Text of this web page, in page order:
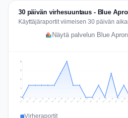
30 päivän virhesuuntaus - Blue
Käyttäjäraportit viimeisen 30 päivän
Näytä palvelun Blue
1
2
2
3
Jul 10 Jul 11 Jul 12 Jul 13 Jul 14 Jul 15 Jul 16 Jul 17 Jul 18 Jul 19 Jul 20 Jul 21 Jul 22 Jul 23 Jul 24 Jul 25 Jul 26
Virheraportit